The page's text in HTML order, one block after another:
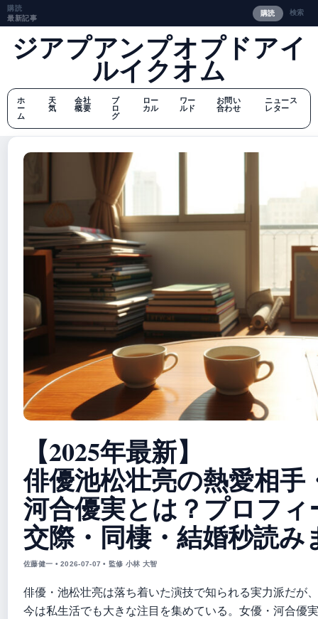
購読
最新記事
購読 検索
ジアプアンプオプドアイ
ルイクオム
ホ
ー
ム
天
気
会社
概要
ブ
ロ
グ
ロー
カル
ワー
ルド
お問い
合わせ
ニュース
レター
【2025年最新】
俳優池松壮亮の熱愛相手
河合優実とは？プロフ
交際・同棲・結婚秒読み
佐藤健一 • 2026-07-07 • 監修 小林 大智
俳優・池松壮亮は落ち着いた演技で知られる実力派だが、
今は私生活でも大きな注目を集めている。女優・河合優